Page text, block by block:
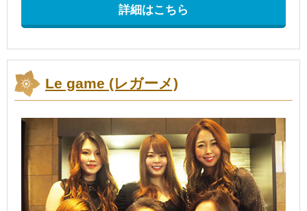
詳細はこちら
Le game (レガーメ)